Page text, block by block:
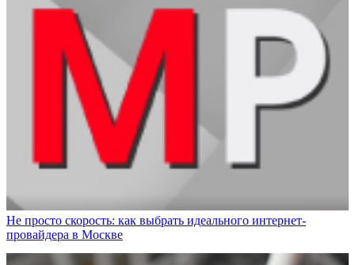
Не просто скорость: как выбрать идеального интернет-
провайдера в Москве